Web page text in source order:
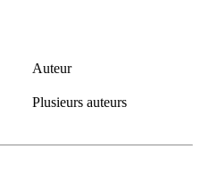
Auteur
Plusieurs auteurs